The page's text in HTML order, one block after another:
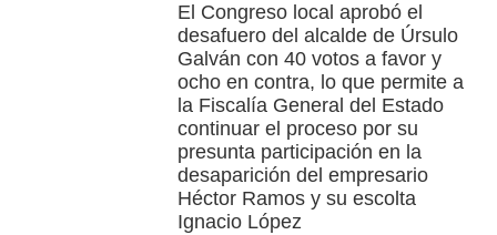
El Congreso local aprobó el
desafuero del alcalde de Úrsulo
Galván con 40 votos a favor y
ocho en contra, lo que permite a
la Fiscalía General del Estado
continuar el proceso por su
presunta participación en la
desaparición del empresario
Héctor Ramos y su escolta
Ignacio López